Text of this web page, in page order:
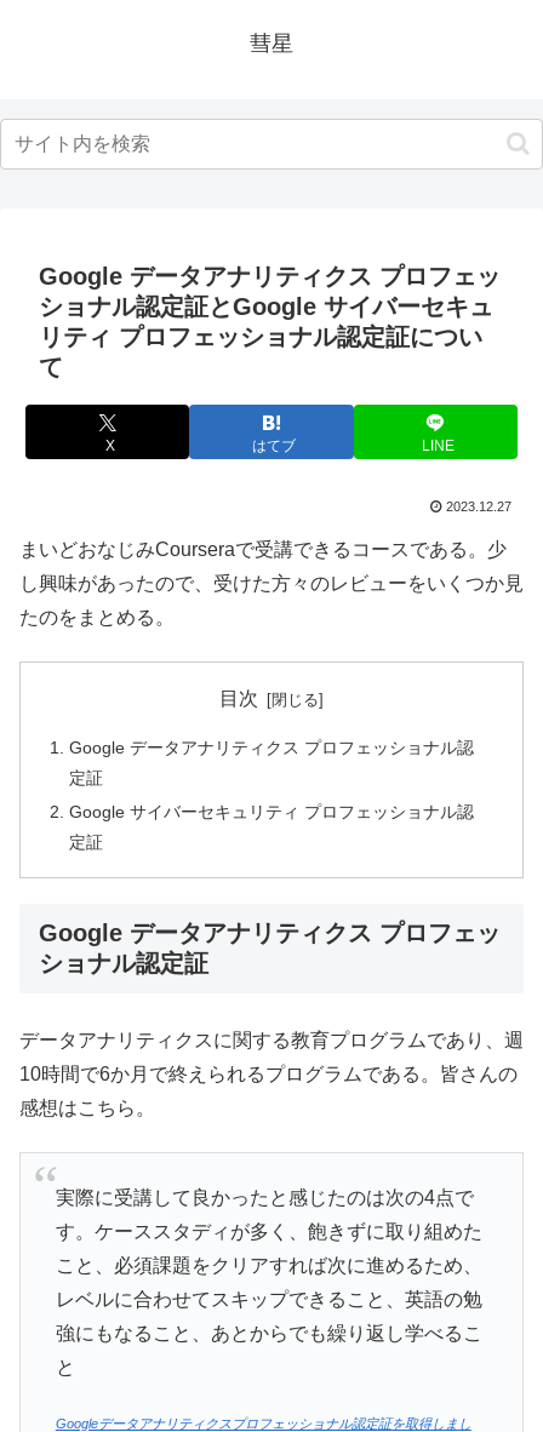
彗星
Google データアナリティクス プロフェッ
ショナル認定証とGoogle サイバーセキュ
リティ プロフェッショナル認定証につい
て
X はてブ LINE
2023.12.27
まいどおなじみCourseraで受講できるコースである。少
し興味があったので、受けた方々のレビューをいくつか見
たのをまとめる。
目次
Google データアナリティクス プロフェッショナル認
定証
Google サイバーセキュリティ プロフェッショナル認
定証
Google データアナリティクス プロフェッ
ショナル認定証
データアナリティクスに関する教育プログラムであり、週
10時間で6か月で終えられるプログラムである。皆さんの
感想はこちら。
実際に受講して良かったと感じたのは次の4点で
す。ケーススタディが多く、飽きずに取り組めた
こと、必須課題をクリアすれば次に進めるため、
レベルに合わせてスキップできること、英語の勉
強にもなること、あとからでも繰り返し学べるこ
と
Googleデータアナリティクスプロフェッショナル認定証を取得しまし